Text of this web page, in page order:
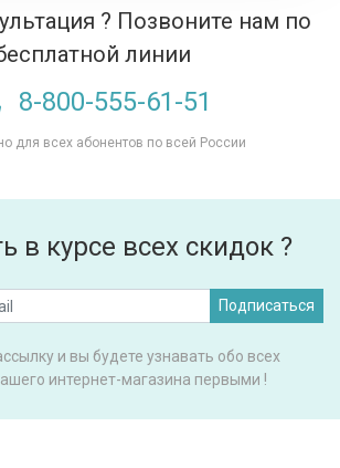
? Позвоните нам по
линии
8-800-555-61-51
для всех абонентов по всей России
в курсе всех скидок ?
Подписаться
и вы будете узнавать обо всех
интернет-магазина первыми !